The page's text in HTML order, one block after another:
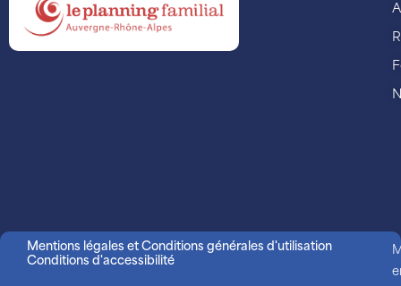
Mentions légales et Conditions générales d'utilisation
Conditions d'accessibilité